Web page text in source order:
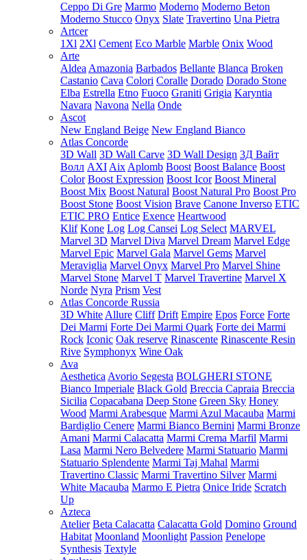
Ceppo Di Gre Marmo Moderno Moderno Beton
Moderno Stucco Onyx Slate Travertino Una Pietra
Artcer
1Xl 2Xl Cement Eco Marble Marble Onix Wood
Arte
Aldea Amazonia Barbados Bellante Blanca Broken
Castanio Cava Colori Coralle Dorado Dorado Stone
Elba Estrella Etno Fuoco Graniti Grigia Karyntia
Navara Navona Nella Onde
Ascot
New England Beige New England Bianco
Atlas Concorde
3D Wall 3D Wall Carve 3D Wall Design 3Д Вайт
Волл AXI Aix Aplomb Boost Boost Balance Boost
Color Boost Expression Boost Icor Boost Mineral
Boost Mix Boost Natural Boost Natural Pro Boost Pro
Boost Stone Boost Vision Brave Canone Inverso ETIC
ETIC PRO Entice Exence Heartwood
Klif Kone Log Log Cansei Log Select MARVEL
Marvel 3D Marvel Diva Marvel Dream Marvel Edge
Marvel Epic Marvel Gala Marvel Gems Marvel
Meraviglia Marvel Onyx Marvel Pro Marvel Shine
Marvel Stone Marvel T Marvel Travertine Marvel X
Norde Nyra Prism Vest
Atlas Concorde Russia
3D White Allure Cliff Drift Empire Epos Force Forte
Dei Marmi Forte Dei Marmi Quark Forte dei Marmi
Rock Iconic Oak reserve Rinascente Rinascente Resin
Rive Symphonyx Wine Oak
Ava
Aesthetica Avorio Segesta BOLGHERI STONE
Bianco Imperiale Black Gold Breccia Capraia Breccia
Sicilia Copacabana Deep Stone Green Sky Honey
Wood Marmi Arabesque Marmi Azul Macauba Marmi
Bardiglio Cenere Marmi Bianco Bernini Marmi Bronze
Amani Marmi Calacatta Marmi Crema Marfil Marmi
Lasa Marmi Nero Belvedere Marmi Statuario Marmi
Statuario Splendente Marmi Taj Mahal Marmi
Travertino Classic Marmi Travertino Silver Marmi
White Macauba Marmo E Pietra Onice Iride Scratch
Up
Azteca
Atelier Beta Calacatta Calacatta Gold Domino Ground
Habitat Moonland Moonlight Passion Penelope
Synthesis Textyle